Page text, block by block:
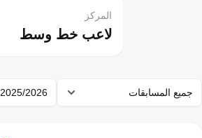
لاعب خط وسط
المركز
جميع المسابقات 2025/2026